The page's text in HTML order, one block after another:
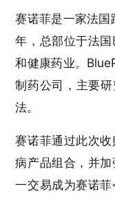
赛诺菲是一家法
年，总部位于法
和健康药业。
制药公司，主要
法。
赛诺菲通过此次
病产品组合，并
一交易成为赛诺